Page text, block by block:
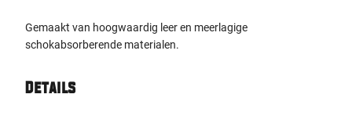
Gemaakt van hoogwaardig leer en meerlagige
schokabsorberende materialen.
Details